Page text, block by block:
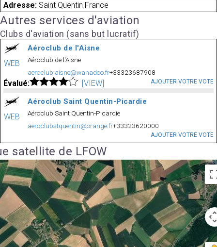
Adresse: Saint Quentin France
Autres services d'aviation
Clubs d'aviation (sans but lucratif)
WEB
Aéroclub de l'Aisne
Aéroclub de l'Aisne
aeroclub.aisne@wanadoo.fr+33323687908
Évalué: [VIEW] AJOUTER VOTRE VOTE
WEB
Aéroclub Saint Quentin-Picardie
Aéroclub Saint Quentin-Picardie
aeroclubstquentin@orange.fr+33323620000
AJOUTER VOTRE VOTE
satellite de LFOW